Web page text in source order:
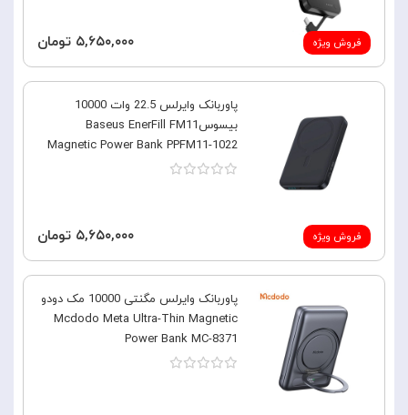
فروش ویژه ۵,۶۵۰,۰۰۰ تومان
فروش ویژه
پاوربانک وایرلس 22.5 وات 10000
بیسوسBaseus EnerFill FM11
Magnetic Power Bank PPFM11-1022
۵,۶۵۰,۰۰۰ تومان
پاوربانک وایرلس مگنتی 10000 مک دودو
Mcdodo Meta Ultra-Thin Magnetic
Power Bank MC-8371